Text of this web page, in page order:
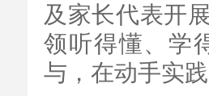
及家长代表开
领听得懂、学
与，在动手实